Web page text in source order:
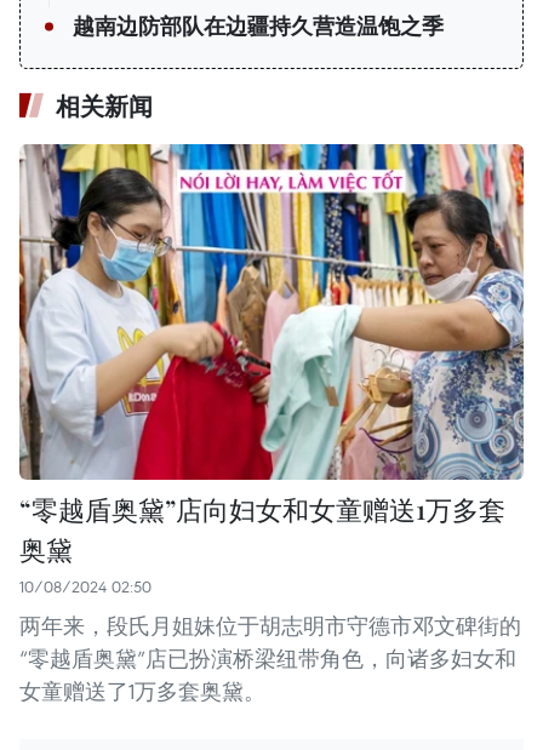
越南边防部队在边疆持久营造温饱之季
相关新闻
“零越盾奥黛”店向妇女和女童赠送1万多套
奥黛
10/08/2024 02:50
两年来，段氏月姐妹位于胡志明市守德市邓文碑街的
“零越盾奥黛”店已扮演桥梁纽带角色，向诸多妇女和
女童赠送了1万多套奥黛。